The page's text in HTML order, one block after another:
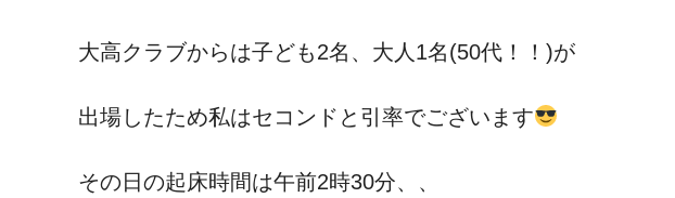
大高クラブからは子ども2名、大人1名(50代！！)が
出場したため私はセコンドと引率でございます
その日の起床時間は午前2時30分、、